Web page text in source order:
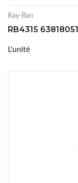
Ray-Ban
RB4315 63818051
L'unité